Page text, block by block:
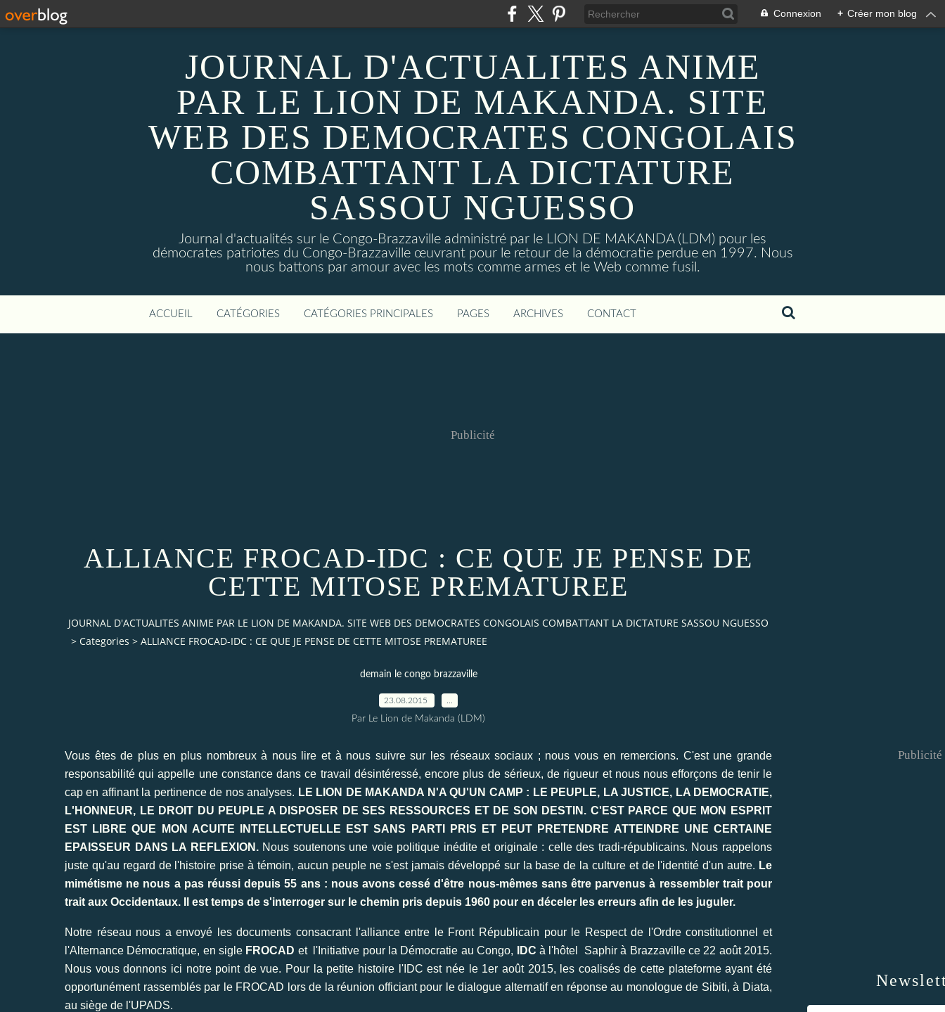
Connexion + Créer mon blog
JOURNAL D'ACTUALITES ANIME
PAR LE LION DE MAKANDA. SITE
WEB DES DEMOCRATES CONGOLAIS
COMBATTANT LA DICTATURE
SASSOU NGUESSO
Journal d'actualités sur le Congo-Brazzaville administré par le LION DE MAKANDA (LDM) pour les
démocrates patriotes du Congo-Brazzaville œuvrant pour le retour de la démocratie perdue en 1997. Nous
nous battons par amour avec les mots comme armes et le Web comme fusil.
ACCUEIL CATÉGORIES CATÉGORIES PRINCIPALES PAGES ARCHIVES CONTACT
Publicité
ALLIANCE FROCAD-IDC : CE QUE JE PENSE DE
CETTE MITOSE PREMATUREE
JOURNAL D'ACTUALITES ANIME PAR LE LION DE MAKANDA. SITE WEB DES DEMOCRATES CONGOLAIS COMBATTANT LA DICTATURE SASSOU NGUESSO
> Categories > ALLIANCE FROCAD-IDC : CE QUE JE PENSE DE CETTE MITOSE PREMATUREE
demain le congo brazzaville
23.08.2015
Par Le Lion de Makanda (LDM)
Vous êtes de plus en plus nombreux à nous lire et à nous suivre sur les réseaux sociaux ; nous vous en remercions. C'est une grande
responsabilité qui appelle une constance dans ce travail désintéressé, encore plus de sérieux, de rigueur et nous nous efforçons de tenir le
cap en affinant la pertinence de nos analyses. LE LION DE MAKANDA N'A QU'UN CAMP : LE PEUPLE, LA JUSTICE, LA DEMOCRATIE,
L'HONNEUR, LE DROIT DU PEUPLE A DISPOSER DE SES RESSOURCES ET DE SON DESTIN. C'EST PARCE QUE MON ESPRIT
EST LIBRE QUE MON ACUITE INTELLECTUELLE EST SANS PARTI PRIS ET PEUT PRETENDRE ATTEINDRE UNE CERTAINE
EPAISSEUR DANS LA REFLEXION.Nous soutenons une voie politique inédite et originale : celle des tradi-républicains. Nous rappelons
juste qu'au regard de l'histoire prise à témoin, aucun peuple ne s'est jamais développé sur la base de la culture et de l'identité d'un autre. Le
mimétisme ne nous a pas réussi depuis 55 ans : nous avons cessé d'être nous-mêmes sans être parvenus à ressembler trait pour
trait aux Occidentaux. Il est temps de s'interroger sur le chemin pris depuis 1960 pour en déceler les erreurs afin de les juguler.
Notre réseau nous a envoyé les documents consacrant l'alliance entre le Front Républicain pour le Respect de l'Ordre constitutionnel et
l'Alternance Démocratique, en sigle FROCAD et l'Initiative pour la Démocratie au Congo, IDC à l'hôtel Saphir à Brazzaville ce 22 août 2015.
Nous vous donnons ici notre point de vue. Pour la petite histoire l'IDC est née le 1er août 2015, les coalisés de cette plateforme ayant été
opportunément rassemblés par le FROCAD lors de la réunion officiant pour le dialogue alternatif en réponse au monologue de Sibiti, à Diata,
au siège de l'UPADS.
Publicité